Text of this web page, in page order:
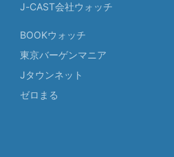
J-CAST会社ウォッチ
BOOKウォッチ
東京バーゲンマニア
Jタウンネット
ゼロまる